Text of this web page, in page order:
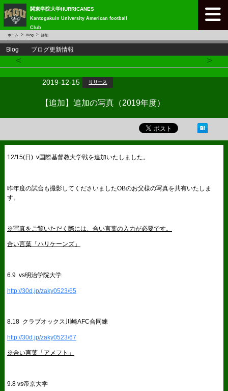
関東学院大学HURRICANES
Kantogakuin University American football
Club
ホーム Blog 詳細
Blog ブログ更新情報
< >
2019-12-15 リリース
【追加】追加の写真（2019年度）
12/15(日) v国際基督教大学戦を追加いたしました。
昨年度の試合も撮影してくださいましたOBのお父様の写真を共有いたしま
す。
※写真をご覧いただく際には、合い言葉の入力が必要です。
合い言葉「ハリケーンズ」
6.9 vs明治学院大学
http://30d.jp/zaky0523/65
8.18 クラブオックス川崎AFC合同練
http://30d.jp/zaky0523/67
※合い言葉「アメフト」
9.8 vs帝京大学